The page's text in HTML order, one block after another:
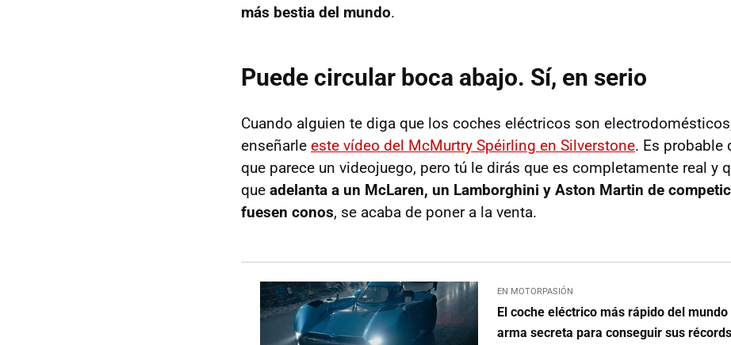
más bestia del mundo.
Puede circular boca abajo. Sí, en serio
Cuando alguien te diga que los coches eléctricos son
enseñarle este vídeo del McMurtry Spéirling en Silverstone. Es probable
que parece un videojuego, pero tú le dirás que es completamente real y
que adelanta a un McLaren, un Lamborghini y Aston Martin de
fuesen conos, se acaba de poner a la venta.
EN MOTORPASIÓN
El coche eléctrico más rápido del
arma secreta para conseguir sus